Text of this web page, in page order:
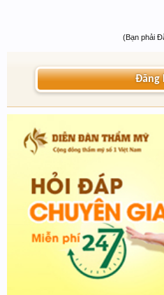
(Bạn phải
Đăng